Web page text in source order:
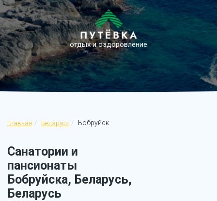
отдых и оздоровление
Главная Беларусь Бобруйск
Санатории и
пансионаты
Бобруйска, Беларусь,
Беларусь